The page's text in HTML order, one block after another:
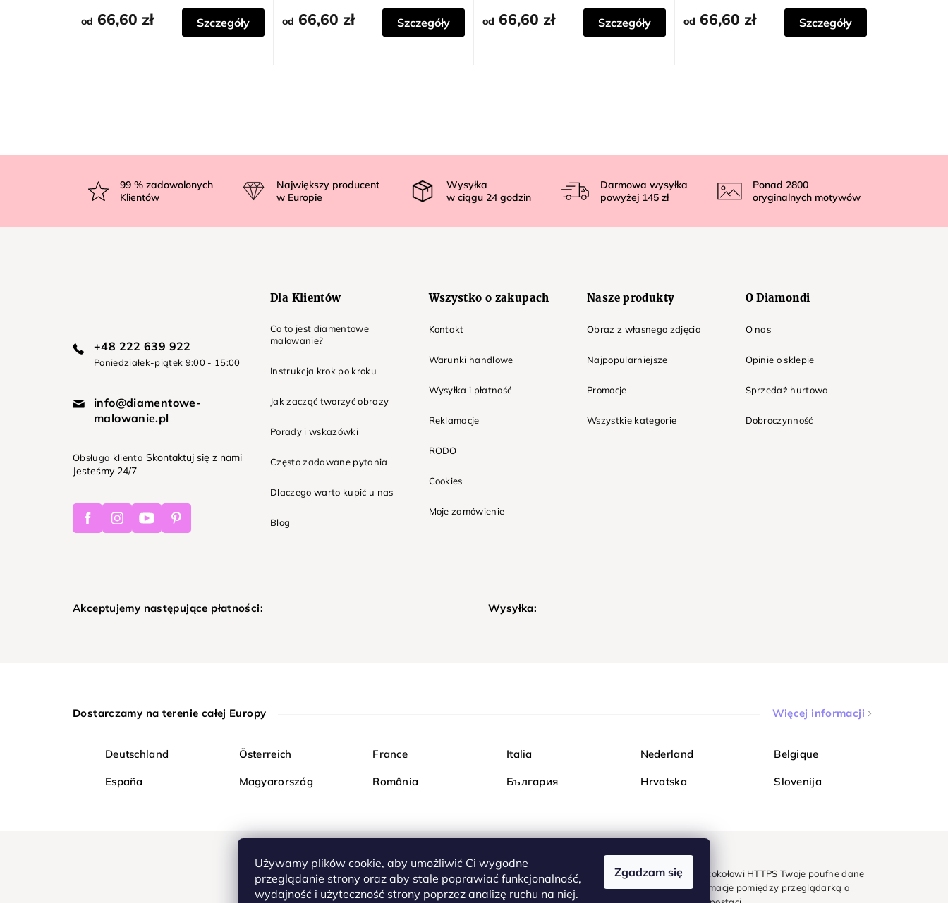
Używamy plików cookie, aby umożliwić Ci wygodne
przeglądanie strony oraz aby stale poprawiać funkcjonalność,
wydajność i użyteczność strony poprzez analizę ruchu na niej.
Zgadzam się
od 66,60 zł Szczegóły od 66,60 zł Szczegóły od 66,60 zł Szczegóły od 66,60 zł Szczegóły
p
99% zadowolonych
Klientów
Największy producent
w Europie
Wysyłka
w ciągu 24 godzin
Darmowa wysyłka
powyżej 145 zł
Ponad 2800
oryginalnych motywów
+48 222 639 922
Poniedziałek-piątek 9:00 - 15:00
info@diamentowe-
malowanie.pl
Obsługa klienta Skontaktuj się z nami
Jesteśmy 24/7
FacebookInstagramYoutubePinterest
Dla Klientów
Co to jest diamentowe
malowanie?
Instrukcja krok po kroku
Jak zacząć tworzyć obrazy
Porady i wskazówki
Często zadawane pytania
Dlaczego warto kupić u nas
Blog
Wszystko o zakupach
Kontakt
Warunki handlowe
Wysyłka i płatność
Reklamacje
RODO
Cookies
Moje zamówienie
Nasze produkty
Obraz z własnego zdjęcia
Najpopularniejsze
Promocje
Wszystkie kategorie
O Diamondi
O nas
Opinie o sklepie
Sprzedaż hurtowa
Dobroczynność
Akceptujemy następujące płatności: Wysyłka:
Dostarczamy na terenie całej Europy Więcej informacji
Deutschland Österreich France Italia Nederland Belgique
España Magyarország România България Hrvatska Slovenija
Kupuj bezpiecznie w Diamondi. Dzięki protokołowi HTTPS Twoje poufne dane
są całkowicie bezpieczne - wszystkie informacje pomiędzy przeglądarką a